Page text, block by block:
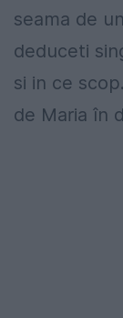
seama de
deduceti
si in ce
de Maria în